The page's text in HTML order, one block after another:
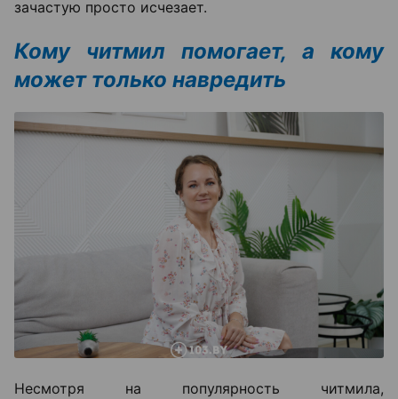
зачастую просто исчезает.
Кому читмил помогает, а кому
может только навредить
Несмотря на популярность читмила,